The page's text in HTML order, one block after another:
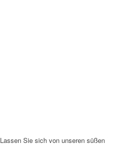
Lassen Sie sich von unseren süßen